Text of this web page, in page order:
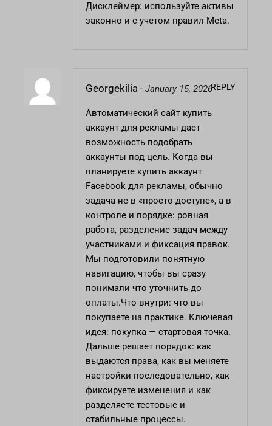
Дисклеймер: используйте активы
законно и с учетом правил Meta.
Georgekilia - January 15, 2026REPLY
Автоматический сайт купить
аккаунт для рекламы дает
возможность подобрать
аккаунты под цель. Когда вы
планируете купить аккаунт
Facebook для рекламы, обычно
задача не в «просто доступе», а в
контроле и порядке: ровная
работа, разделение задач между
участниками и фиксация правок.
Мы подготовили понятную
навигацию, чтобы вы сразу
понимали что уточнить до
оплаты.Что внутри: что вы
покупаете на практике. Ключевая
идея: покупка — стартовая точка.
Дальше решает порядок: как
выдаются права, как вы меняете
настройки последовательно, как
фиксируете изменения и как
разделяете тестовые и
стабильные процессы.